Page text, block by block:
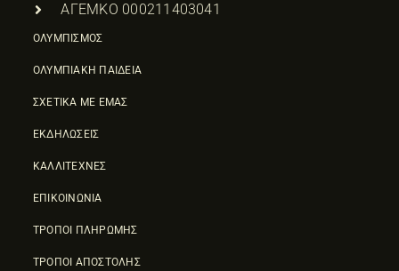
ΑΓΕΜΚΟ 000211403041
ΟΛΥΜΠΙΣΜΟΣ
ΟΛΥΜΠΙΑΚΗ ΠΑΙΔΕΙΑ
ΣΧΕΤΙΚΑ ΜΕ ΕΜΑΣ
ΕΚΔΗΛΩΣΕΙΣ
ΚΑΛΛΙΤΕΧΝΕΣ
ΕΠΙΚΟΙΝΩΝΙΑ
ΤΡΟΠΟΙ ΠΛΗΡΩΜΗΣ
ΤΡΟΠΟΙ ΑΠΟΣΤΟΛΗΣ